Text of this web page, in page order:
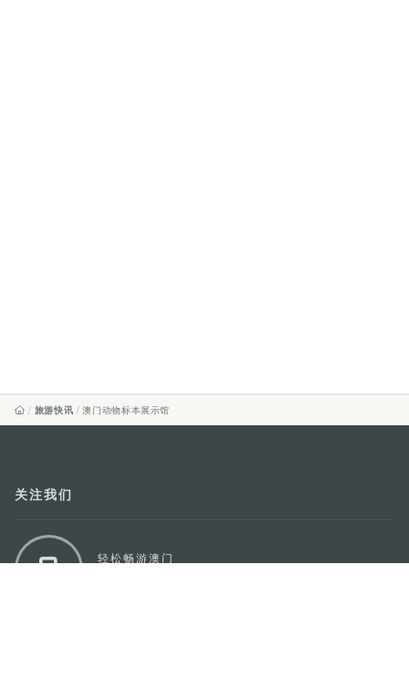
旅游快讯 澳门动物标本展示馆
关注我们
轻松畅游澳门